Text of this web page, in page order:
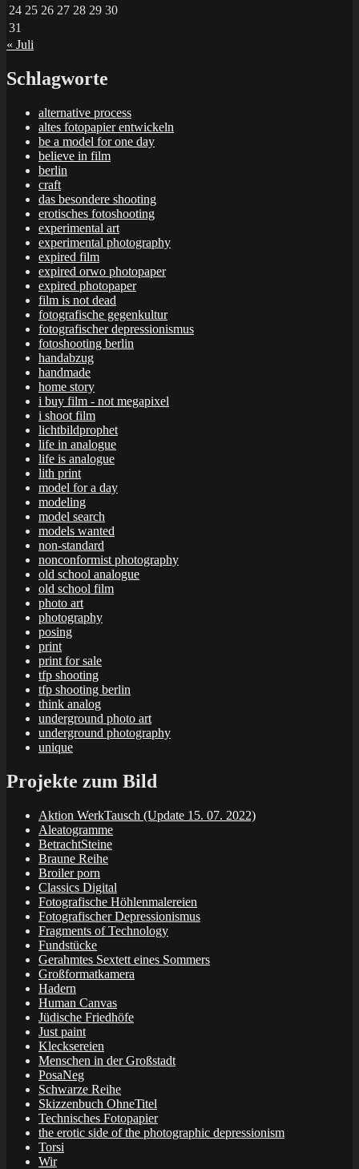
24 25 26 27 28 29 30
31
« Juli
Schlagworte
alternative process
altes fotopapier entwickeln
be a model for one day
believe in film
berlin
craft
das besondere shooting
erotisches fotoshooting
experimental art
experimental photography
expired film
expired orwo photopaper
expired photopaper
film is not dead
fotografische gegenkultur
fotografischer depressionismus
fotoshooting berlin
handabzug
handmade
home story
i buy film - not megapixel
i shoot film
lichtbildprophet
life in analogue
life is analogue
lith print
model for a day
modeling
model search
models wanted
non-standard
nonconformist photography
old school analogue
old school film
photo art
photography
posing
print
print for sale
tfp shooting
tfp shooting berlin
think analog
underground photo art
underground photography
unique
Projekte zum Bild
Aktion WerkTausch (Update 15. 07. 2022)
Aleatogramme
BetrachtSteine
Braune Reihe
Broiler porn
Classics Digital
Fotografische Höhlenmalereien
Fotografischer Depressionismus
Fragments of Technology
Fundstücke
Gerahmtes Sextett eines Sommers
Großformatkamera
Hadern
Human Canvas
Jüdische Friedhöfe
Just paint
Klecksereien
Menschen in der Großstadt
PosaNeg
Schwarze Reihe
Skizzenbuch OhneTitel
Technisches Fotopapier
the erotic side of the photographic depressionism
Torsi
Wir